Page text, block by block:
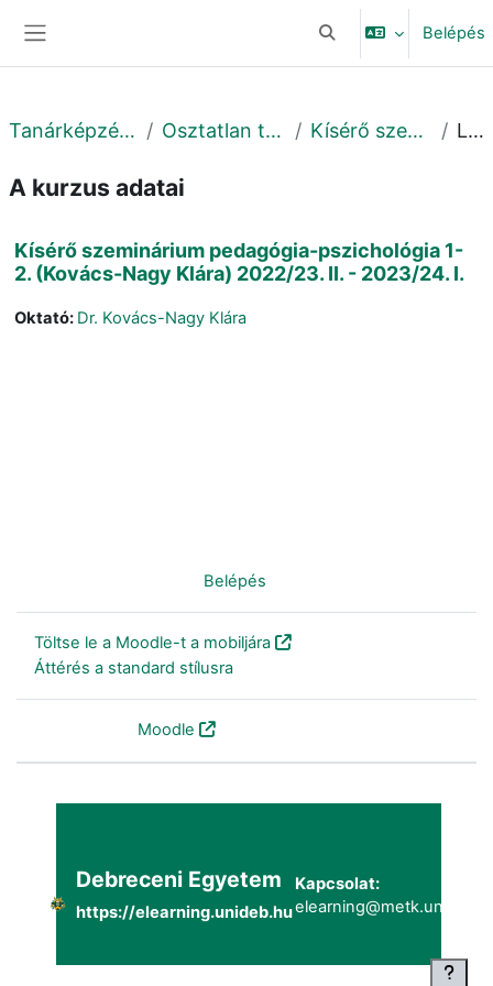
Keresési bemeneti
Belépés
Tanárképzési Központ Osztatlan tanárképzés Kísérő szemináriumok Leírás
A kurzus adatai
Kísérő szeminárium pedagógia-pszichológia 1-
2. (Kovács-Nagy Klára) 2022/23. II. - 2023/24. I.
Oktató: Dr. Kovács-Nagy Klára
Belépés
Töltse le a Moodle-t a mobiljára
Áttérés a standard stílusra
Moodle
Debreceni Egyetem
https://elearning.unideb.hu
Kapcsolat: